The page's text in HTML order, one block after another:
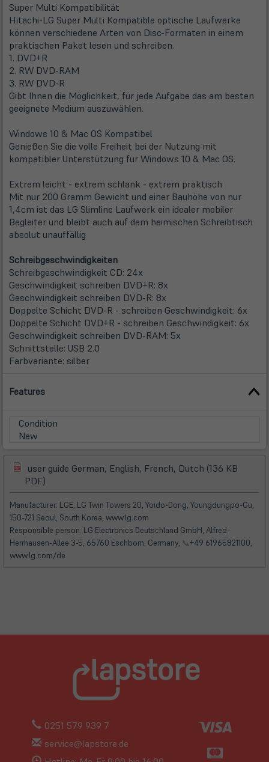
Super Multi Kompatibilität
Hitachi-LG Super Multi Kompatible optische Laufwerke
können verschiedene Arten von Disc-Formaten in einem
praktischen Paket lesen und schreiben.
1. DVD+R
2. RW DVD-RAM
3. RW DVD-R
Gibt Ihnen die Möglichkeit, für jede Aufgabe das am besten
geeignete Medium auszuwählen.
Windows 10 & Mac OS Kompatibel
Genießen Sie die volle Freiheit bei der Nutzung mit
kompatibler Unterstützung für Windows 10 & Mac OS.
Extrem leicht - extrem schlank - extrem praktisch
Mit nur 200 Gramm Gewicht und einer Bauhöhe von nur
1,4cm ist das LG Slimline Laufwerk ein idealer mobiler
Begleiter und bleibt auch auf dem heimischen Schreibtisch
absolut unauffällig
Schreibgeschwindigkeiten
Schreibgeschwindigkeit CD: 24x
Geschwindigkeit schreiben DVD+R: 8x
Geschwindigkeit schreiben DVD-R: 8x
Doppelte Schicht DVD-R - schreiben Geschwindigkeit: 6x
Doppelte Schicht DVD+R - schreiben Geschwindigkeit: 6x
Geschwindigkeit schreiben DVD-RAM: 5x
Schnittstelle: USB 2.0
Farbvariante: silber
Features
Condition
New
(öffnet
in
neuem
Tab)
user guide German, English, French, Dutch (136 KB
PDF)
in
neuem
Tab)
Manufacturer: LGE, LG Twin Towers 20, Yoido-Dong, Youngdungpo-Gu,
150-721 Seoul, South Korea, www.lg.com
Responsible person: LG Electronics Deutschland GmbH, Alfred-
Herrhausen-Allee 3-5, 65760 Eschborn, Germany, 📞+49 61965821100,
www.lg.com/de
0251 579 939 7
service@lapstore.de